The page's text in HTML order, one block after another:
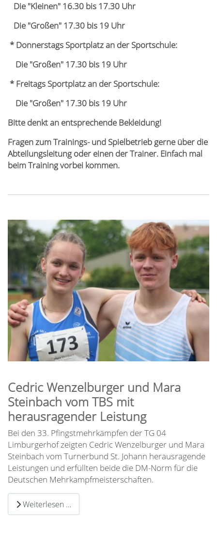
Die "Kleinen" 16.30 bis 17.30 Uhr
Die "Großen" 17.30 bis 19 Uhr
* Donnerstags Sportplatz an der Sportschule:
Die "Großen" 17.30 bis 19 Uhr
* Freitags Sportplatz an der Sportschule:
Die "Großen" 17.30 bis 19 Uhr
Bitte denkt an entsprechende Bekleidung!
Fragen zum Trainings- und Spielbetrieb gerne über die
Abteilungsleitung oder einen der Trainer. Einfach mal
beim Training vorbei kommen.
Cedric Wenzelburger und Mara
Steinbach vom TBS mit
herausragender Leistung
Bei den 33. Pfingstmehrkämpfen der TG 04
Limburgerhof zeigten Cedric Wenzelburger und Mara
Steinbach vom Turnerbund St. Johann herausragende
Leistungen und erfüllten beide die DM-Norm für die
Deutschen Mehrkampfmeisterschaften.
Weiterlesen …